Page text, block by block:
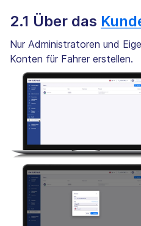
2.1 Über das
Nur Administratoren und
Konten für Fahrer erstellen.